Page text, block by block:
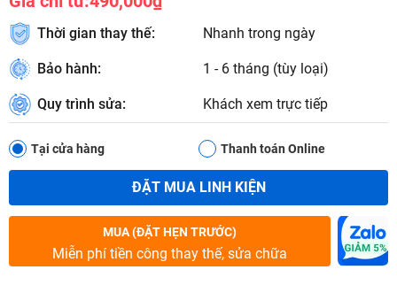
Thời gian thay thế: Nhanh trong ngày
Bảo hành: 1 - 6 tháng (tùy loại)
Quy trình sửa: Khách xem trực tiếp
Tại cửa hàng Thanh toán Online
ĐẶT MUA LINH KIỆN
MUA (ĐẶT HẸN TRƯỚC)
Miễn phí tiền công thay thế, sửa chữa